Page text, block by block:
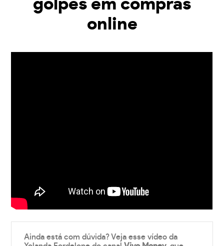
golpes em compras
online
Ainda está com dúvida? Veja esse vídeo da